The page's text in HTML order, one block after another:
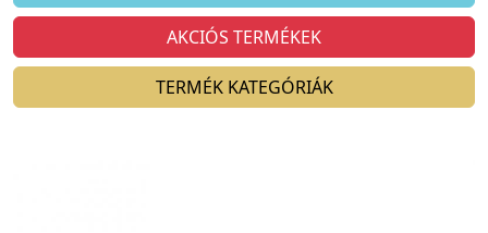
AKCIÓS TERMÉKEK
TERMÉK KATEGÓRIÁK